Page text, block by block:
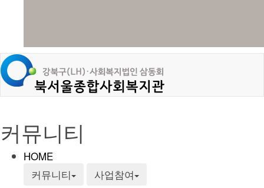
커뮤니티
HOME
커뮤니티
사업참여